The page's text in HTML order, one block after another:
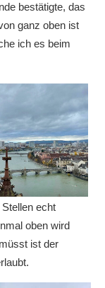
bestätigte, das
ganz oben ist
ich es beim
echt
oben wird
ist der